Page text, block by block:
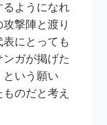
るようになれ
撃陣と渡り
にとっても
ガが掲げた
という願い
のだと考え